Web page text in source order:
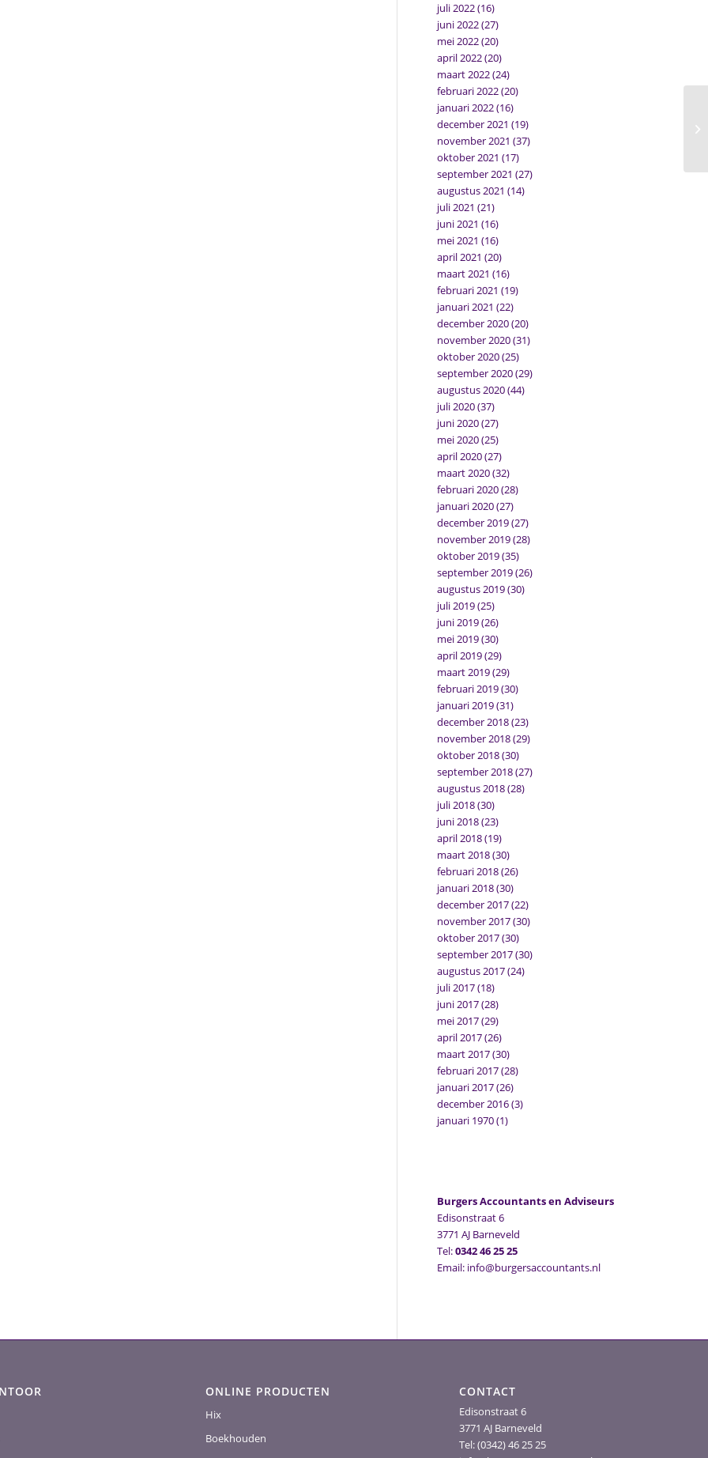
juli 2022(16)
juni 2022(27)
mei 2022(20)
april 2022(20)
maart 2022(24)
februari 2022(20)
januari 2022(16)
december 2021 (19)
november 2021 (37)
oktober 2021 (17)
september 2021 (27)
augustus 2021 (14)
juli 2021 (21)
juni 2021 (16)
mei 2021 (16)
april 2021 (20)
maart 2021 (16)
februari 2021 (19)
januari 2021 (22)
december 2020(20)
november 2020(31)
oktober 2020(25)
september 2020(29)
augustus 2020(44)
juli 2020(37)
juni 2020(27)
mei 2020(25)
april 2020(27)
maart 2020(32)
februari 2020(28)
januari 2020(27)
december 2019(27)
november 2019(28)
oktober 2019(35)
september 2019(26)
augustus 2019(30)
juli 2019(25)
juni 2019(26)
mei 2019(30)
april 2019(29)
maart 2019(29)
februari 2019(30)
januari 2019(31)
december 2018(23)
november 2018(29)
oktober 2018(30)
september 2018(27)
augustus 2018(28)
juli 2018(30)
juni 2018(23)
april 2018(19)
maart 2018(30)
februari 2018(26)
januari 2018(30)
december 2017(22)
november 2017(30)
oktober 2017(30)
september 2017(30)
augustus 2017(24)
juli 2017(18)
juni 2017(28)
mei 2017(29)
april 2017(26)
maart 2017(30)
februari 2017(28)
januari 2017(26)
december 2016(3)
januari 1970(1)
Burgers Accountants en Adviseurs
Edisonstraat 6
3771 AJ Barneveld
Tel:0342 46 25 25
Email: info@burgersaccountants.nl
ONLINE PRODUCTEN
Hix
Boekhouden
CONTACT
Edisonstraat 6
3771 AJ Barneveld
Tel: (0342) 46 25 25